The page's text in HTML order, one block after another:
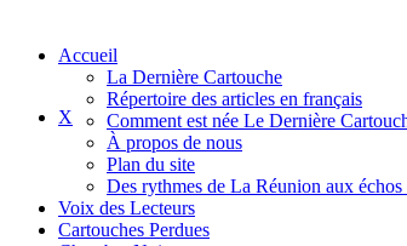
X
Accueil
La Dernière Cartouche
Répertoire des articles en français
Comment est née Le Dernière
À propos de nous
Plan du site
Des rythmes de La Réunion aux
Voix des Lecteurs
Cartouches Perdues